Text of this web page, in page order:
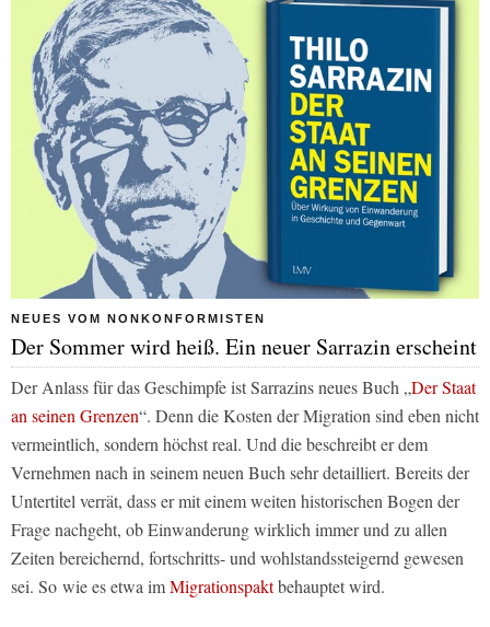
NEUES VOM NONKONFORMISTEN
Der Sommer wird heiß. Ein neuer Sarrazin erscheint
Der Anlass für das Geschimpfe ist Sarrazins neues Buch „Der Staat
an seinen Grenzen“. Denn die Kosten der Migration sind eben nicht
vermeintlich, sondern höchst real. Und die beschreibt er dem
Vernehmen nach in seinem neuen Buch sehr detailliert. Bereits der
Untertitel verrät, dass er mit einem weiten historischen Bogen der
Frage nachgeht, ob Einwanderung wirklich immer und zu allen
Zeiten bereichernd, fortschritts- und wohlstandssteigernd gewesen
sei. So wie es etwa imMigrationspaktbehauptet wird.